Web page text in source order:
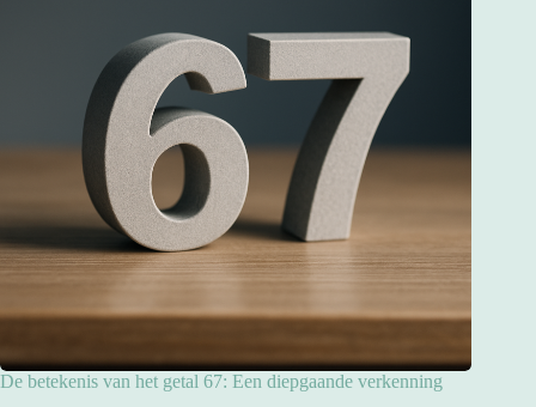
De betekenis van het getal 67: Een diepgaande verkenning